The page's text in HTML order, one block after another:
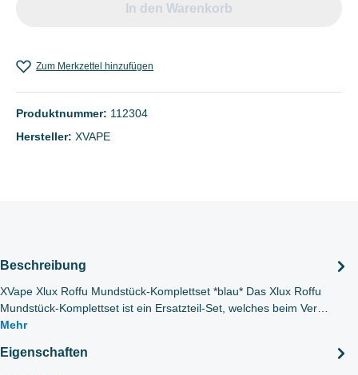
In den Warenkorb
Zum Merkzettel hinzufügen
Produktnummer: 112304
Hersteller: XVAPE
Beschreibung
XVape Xlux Roffu Mundstück-Komplettset *blau* Das Xlux Roffu
Mundstück-Komplettset ist ein Ersatzteil-Set, welches beim Ver…
Mehr
Eigenschaften